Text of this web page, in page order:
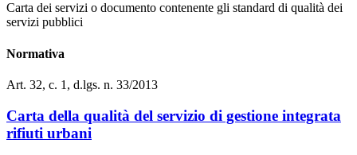
Carta dei servizi o documento contenente gli standard di qualità dei
servizi pubblici
Normativa
Art. 32, c. 1, d.lgs. n. 33/2013
Carta della qualità del servizio di gestione integrata
rifiuti urbani